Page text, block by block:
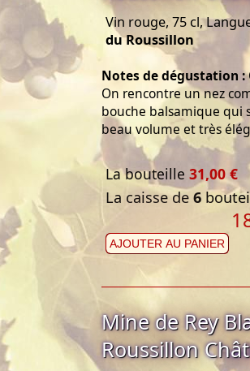
Vin rouge, 75 cl,
du Roussillon
Notes de dégustation :
On rencontre un nez
bouche balsamique qui
beau volume et très
La bouteille 31,00 €
La caisse de 6
AJOUTER AU PANIER
Mine de Rey
Roussillon